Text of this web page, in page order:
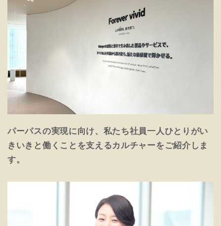
パーパスの実現に向け、私たち社員一人ひとりがい
きいきと働くことを支えるカルチャーをご紹介しま
す。